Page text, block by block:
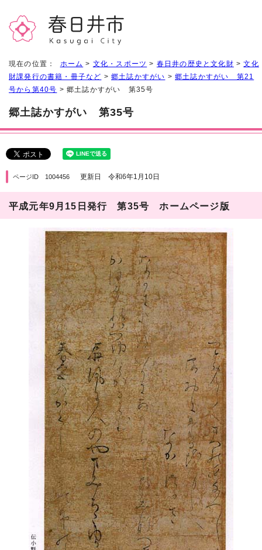
現在の位置： ホーム > 文化・スポーツ > 春日井の歴史と文化財 >文化
財課発行の書籍・冊子など >郷土誌かすがい >郷土誌かすがい 第21
号から第40号 > 郷土誌かすがい 第35号
郷土誌かすがい 第35号
ページID 1004456 更新日 令和6年1月10日
平成元年9月15日発行 第35号 ホームページ版